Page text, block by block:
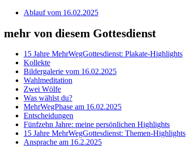
Ablauf vom 16.02.2025
mehr von diesem Gottesdienst
15 Jahre MehrWegGottesdienst: Plakate-Highlights
Kollekte
Bildergalerie vom 16.02.2025
Wahlmeditation
Zwei Wölfe
Was wählst du?
MehrWegPhase am 16.02.2025
Entscheidungen
Fünfzehn Jahre: meine persönlichen Highlights
15 Jahre MehrWegGottesdienst: Themen-Highlights
Ansprache am 16.2.2025